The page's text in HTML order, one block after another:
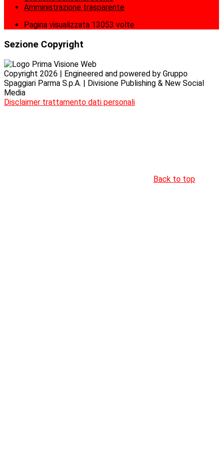
Amministrazione trasparente
Pagina visualizzata 13053 volte
Sezione Copyright
Copyright 2026 | Engineered and powered by Gruppo
Spaggiari Parma S.p.A. | Divisione Publishing & New Social
Media
Disclaimer trattamento dati personali
Back to top